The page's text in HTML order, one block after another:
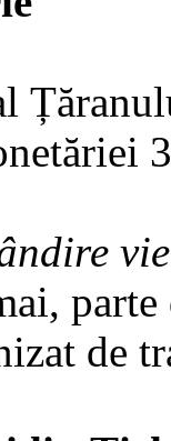
3
vie
de